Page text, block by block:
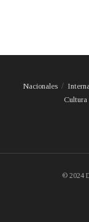
Nacionales
Cultura
© 2024